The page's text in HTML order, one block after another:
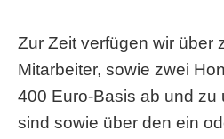
Zur Zeit verfügen wir über
Mitarbeiter, sowie zwei
400 Euro-Basis ab und zu
sind sowie über den ein